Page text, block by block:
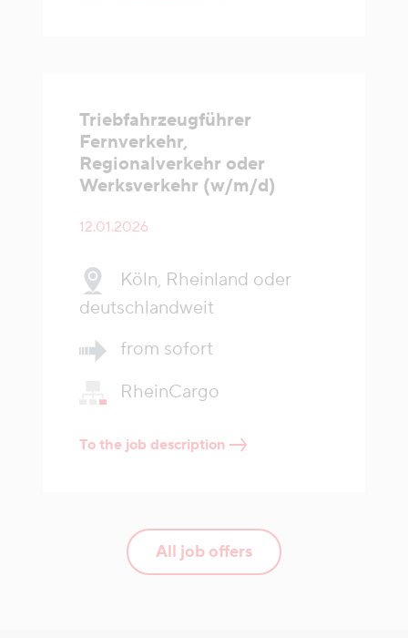
Triebfahrzeugführer
Fernverkehr,
Regionalverkehr oder
Werksverkehr (w/m/d)
12.01.2026
Köln, Rheinland oder
deutschlandweit
from sofort
RheinCargo
To the job description
All job offers